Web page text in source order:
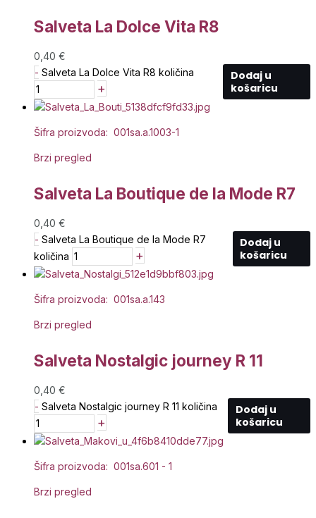
Salveta La Dolce Vita R8
0,40 €
- Salveta La Dolce Vita R8 količina
+
Dodaj u
košaricu
Šifra proizvoda: 001sa.a.1003-1
Brzi pregled
Salveta La Boutique de la Mode R7
0,40 €
- Salveta La Boutique de la Mode R7
količina
+
Dodaj u
košaricu
Šifra proizvoda: 001sa.a.143
Brzi pregled
Salveta Nostalgic journey R 11
0,40 €
- Salveta Nostalgic journey R 11 količina
+
Dodaj u
košaricu
Šifra proizvoda: 001sa.601 - 1
Brzi pregled